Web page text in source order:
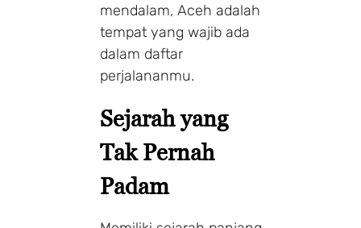
mendalam, Aceh adalah
tempat yang wajib ada
dalam daftar
perjalananmu.
Sejarah yang
Tak Pernah
Padam